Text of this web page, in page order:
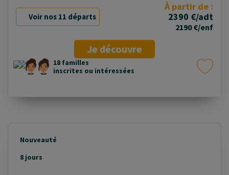
Voir nos 11 départs
À partir de :
2390 €/adt
2190 €/enf
Je découvre
18 familles
inscrites ou intéressées
Nouveauté
8 jours